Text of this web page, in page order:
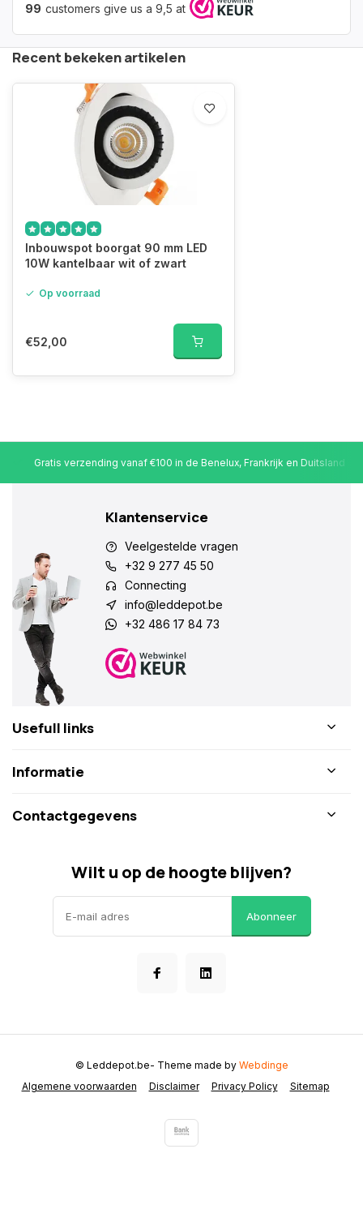
99 customers give us a 9,5 at
Recent bekeken artikelen
Inbouwspot boorgat 90 mm LED
10W kantelbaar wit of zwart
Op voorraad
€52,00
Gratis verzending vanaf €100 in de Benelux, Frankrijk en Duitsland
Klantenservice
Veelgestelde vragen
+32 9 277 45 50
Connecting
info@leddepot.be
+32 486 17 84 73
Usefull links
Informatie
Contactgegevens
Wilt u op de hoogte blijven?
Abonneer
Algemene voorwaarden Disclaimer Privacy Policy Sitemap
© Leddepot.be- Theme made by Webdinge